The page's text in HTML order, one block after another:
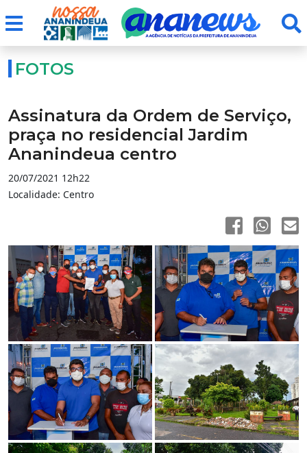
FOTOS
Assinatura da Ordem de Serviço,
praça no residencial Jardim
Ananindeua centro
20/07/2021 12h22
Localidade: Centro